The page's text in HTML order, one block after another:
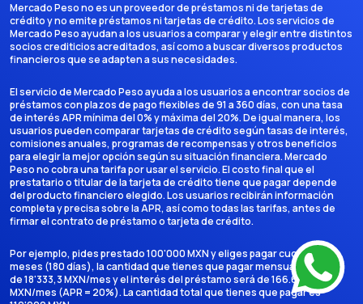
Mercado Peso no es un proveedor de préstamos ni de tarjetas de
crédito y no emite préstamos ni tarjetas de crédito. Los servicios de
Mercado Peso ayudan a los usuarios a comparar y elegir entre distintos
socios crediticios acreditados, así como a buscar diversos productos
financieros que se adapten a sus necesidades.
El servicio de Mercado Peso ayuda a los usuarios a encontrar socios de
préstamos con plazos de pago flexibles de 91 a 360 días, con una tasa
de interés APR mínima del 0% y máxima del 20%. De igual manera, los
usuarios pueden comparar tarjetas de crédito según tasas de interés,
comisiones anuales, programas de recompensas y otros beneficios
para elegir la mejor opción según su situación financiera. Mercado
Peso no cobra una tarifa por usar el servicio. El costo final que el
prestatario o titular de la tarjeta de crédito tiene que pagar depende
del producto financiero elegido. Los usuarios recibirán información
completa y precisa sobre la APR, así como todas las tarifas, antes de
firmar el contrato de préstamo o tarjeta de crédito.
Por ejemplo, pides prestado 100'000 MXN y eliges pagar cuotas en 6
meses (180 días), la cantidad que tienes que pagar mensualmente es
de 18'333,3 MXN/mes y el interés del préstamo será de 166.666,7
MXN/mes (APR = 20%). La cantidad total que tienes que pagar es